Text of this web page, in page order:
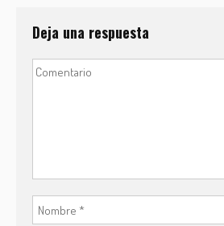
Deja una respuesta